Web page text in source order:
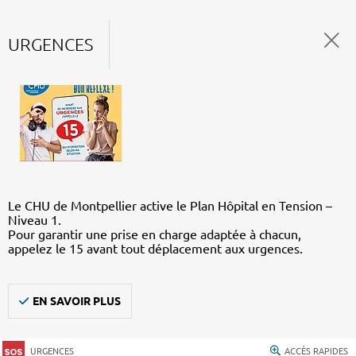
URGENCES
Le CHU de Montpellier active le Plan Hôpital en Tension –
Niveau 1.
Pour garantir une prise en charge adaptée à chacun,
appelez le 15 avant tout déplacement aux urgences.
EN SAVOIR PLUS
URGENCES ACCÈS RAPIDES